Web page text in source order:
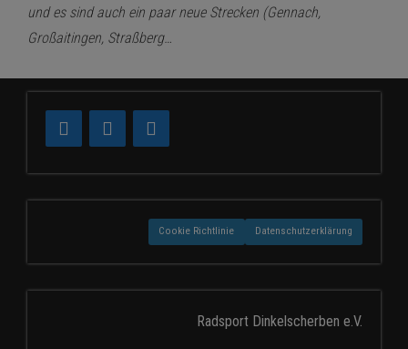
und es sind auch ein paar neue Strecken (Gennach,
Großaitingen, Straßberg…
Cookie Richtlinie Datenschutzerklärung
Radsport Dinkelscherben e.V.